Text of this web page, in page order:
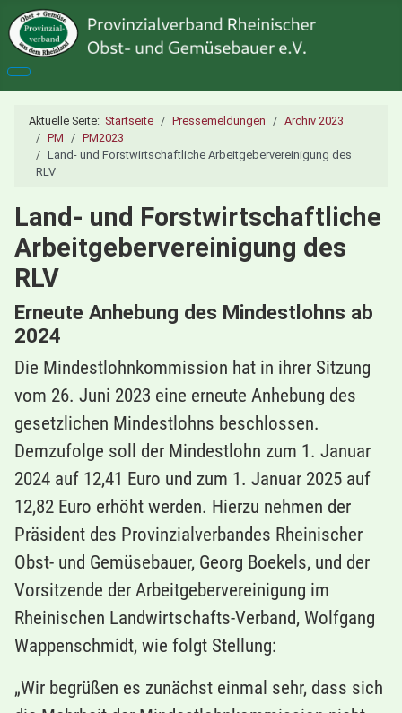
Aktuelle Seite: Startseite Pressemeldungen
Archiv 2023
PM
PM2023
Land- und Forstwirtschaftliche Arbeitgebervereinigung des
RLV
Land- und Forstwirtschaftliche
Arbeitgebervereinigung des
RLV
Erneute Anhebung des Mindestlohns ab
2024
Die Mindestlohnkommission hat in ihrer Sitzung
vom 26. Juni 2023 eine erneute Anhebung des
gesetzlichen Mindestlohns beschlossen.
Demzufolge soll der Mindestlohn zum 1. Januar
2024 auf 12,41 Euro und zum 1. Januar 2025 auf
12,82 Euro erhöht werden. Hierzu nehmen der
Präsident des Provinzialverbandes Rheinischer
Obst- und Gemüsebauer, Georg Boekels, und der
Vorsitzende der Arbeitgebervereinigung im
Rheinischen Landwirtschafts-Verband, Wolfgang
Wappenschmidt, wie folgt Stellung:
„Wir begrüßen es zunächst einmal sehr, dass sich